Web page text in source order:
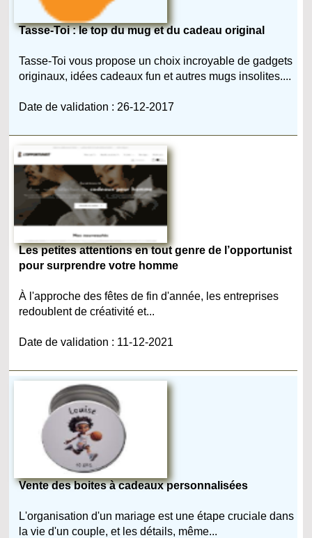
Tasse-Toi : le top du mug et du cadeau original
Tasse-Toi vous propose un choix incroyable de gadgets
originaux, idées cadeaux fun et autres mugs insolites....
Date de validation : 26-12-2017
Les petites attentions en tout genre de l’opportunist
pour surprendre votre homme
À l'approche des fêtes de fin d'année, les entreprises
redoublent de créativité et...
Date de validation : 11-12-2021
Vente des boites à cadeaux personnalisées
L'organisation d'un mariage est une étape cruciale dans
la vie d'un couple, et les détails, même...